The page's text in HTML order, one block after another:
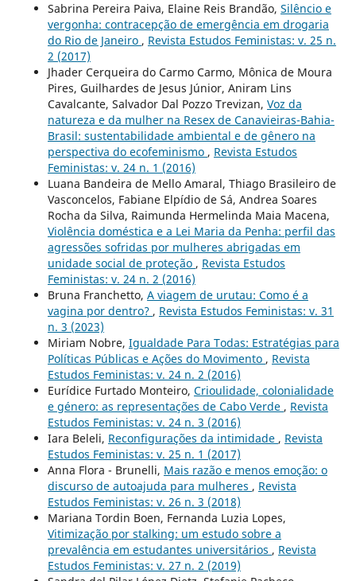
Sabrina Pereira Paiva, Elaine Reis Brandão, Silêncio e
vergonha: contracepção de emergência em drogaria
do Rio de Janeiro , Revista Estudos Feministas: v. 25 n.
2 (2017)
Jhader Cerqueira do Carmo Carmo, Mônica de Moura
Pires, Guilhardes de Jesus Júnior, Aniram Lins
Cavalcante, Salvador Dal Pozzo Trevizan, Voz da
natureza e da mulher na Resex de Canavieiras-Bahia-
Brasil: sustentabilidade ambiental e de gênero na
perspectiva do ecofeminismo , Revista Estudos
Feministas: v. 24 n. 1 (2016)
Luana Bandeira de Mello Amaral, Thiago Brasileiro de
Vasconcelos, Fabiane Elpídio de Sá, Andrea Soares
Rocha da Silva, Raimunda Hermelinda Maia Macena,
Violência doméstica e a Lei Maria da Penha: perfil das
agressões sofridas por mulheres abrigadas em
unidade social de proteção , Revista Estudos
Feministas: v. 24 n. 2 (2016)
Bruna Franchetto, A viagem de urutau: Como é a
vagina por dentro? , Revista Estudos Feministas: v. 31
n. 3 (2023)
Miriam Nobre, Igualdade Para Todas: Estratégias para
Políticas Públicas e Ações do Movimento , Revista
Estudos Feministas: v. 24 n. 2 (2016)
Eurídice Furtado Monteiro, Crioulidade, colonialidade
e género: as representações de Cabo Verde , Revista
Estudos Feministas: v. 24 n. 3 (2016)
Iara Beleli, Reconfigurações da intimidade , Revista
Estudos Feministas: v. 25 n. 1 (2017)
Anna Flora - Brunelli, Mais razão e menos emoção: o
discurso de autoajuda para mulheres , Revista
Estudos Feministas: v. 26 n. 3 (2018)
Mariana Tordin Boen, Fernanda Luzia Lopes,
Vitimização por stalking: um estudo sobre a
prevalência em estudantes universitários , Revista
Estudos Feministas: v. 27 n. 2 (2019)